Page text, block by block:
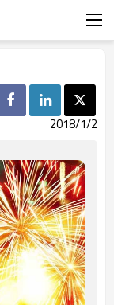
2018/1/2